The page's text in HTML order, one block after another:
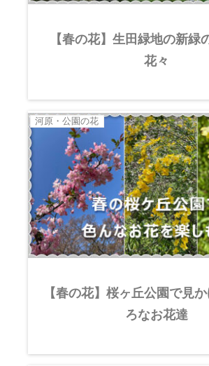
【春の花】生田緑地の新緑
花々
河原・公園の花
【春の花】桜ヶ丘公園で見
ろなお花達